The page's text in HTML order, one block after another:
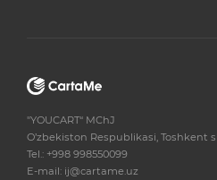
"YOUCART“ MChJ
O’zbekiston Respublikasi, Toshkent
Tel.: +998 998550099
E-mail: ij@cartame.uz